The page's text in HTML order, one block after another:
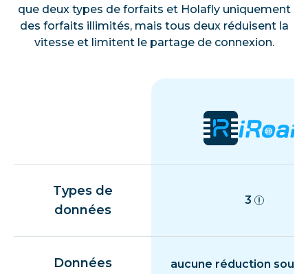
que deux types de forfaits et Holafly uniquement
des forfaits illimités, mais tous deux réduisent la
vitesse et limitent le partage de connexion.
Types de
données
3
Données
aucune réduction